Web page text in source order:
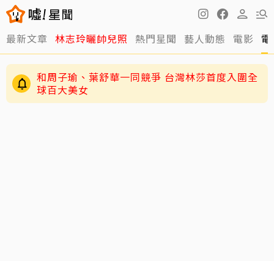
最新文章 林志玲曬帥兒照 熱門星聞 藝人動態 電影
和周子瑜、葉舒華一同競爭 台灣林莎首度入圍全
球百大美女